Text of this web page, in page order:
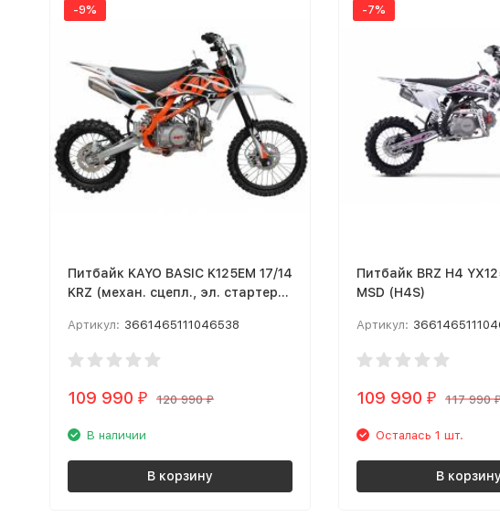
-9%
Питбайк KAYO BASIC K125EM 17/14
KRZ (механ. сцепл., эл. стартер
1560012-789-2468) MSD (12М)
Артикул: 3661465111046538
109 990 ₽ 120 990₽
В наличии
В корзину
-7%
Питбайк BRZ H4
MSD (H4S)
Артикул:
109 990₽ 117 990
Осталась 1 шт.
В корзину